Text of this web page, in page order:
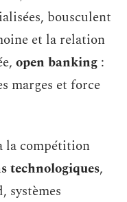
bousculent
et la relation
open banking :
marges et force
la compétition
technologiques,
systèmes